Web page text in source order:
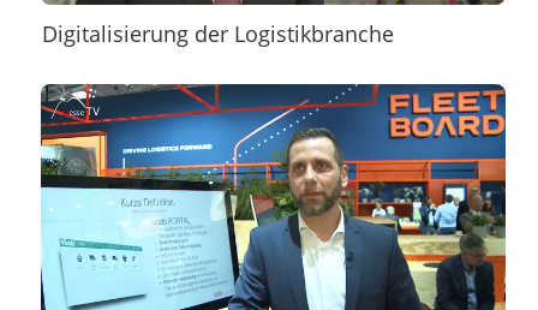
Digitalisierung der Logistikbranche